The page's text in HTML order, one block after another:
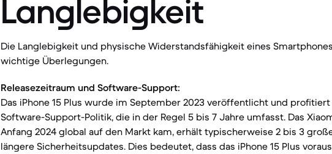
Langlebigkeit
Die Langlebigkeit und physische Widerstandsfähigkeit eines
wichtige Überlegungen.
Releasezeitraum und Software-Support:
Das iPhone 15 Plus wurde im September 2023 veröffentlicht und
Software-Support-Politik, die in der Regel 5 bis 7 Jahre umfasst. Das
Anfang 2024 global auf den Markt kam, erhält typischerweise 2 bis 3
längere Sicherheitsupdates. Dies bedeutet, dass das iPhone 15 Plus